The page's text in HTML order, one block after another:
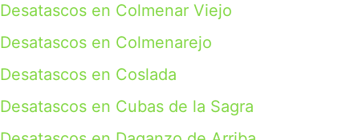
Desatascos en Colmenar Viejo
Desatascos en Colmenarejo
Desatascos en Coslada
Desatascos en Cubas de la Sagra